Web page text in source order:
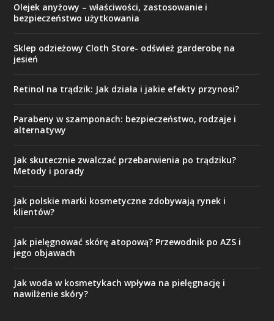
Olejek anyżowy – właściwości, zastosowanie i
bezpieczeństwo użytkowania
Sklep odzieżowy Cloth Store- odśwież garderobę na
jesień
Retinol na trądzik: Jak działa i jakie efekty przynosi?
Parabeny w szamponach: bezpieczeństwo, rodzaje i
alternatywy
Jak skutecznie zwalczać przebarwienia po trądziku?
Metody i porady
Jak polskie marki kosmetyczne zdobywają rynek i
klientów?
Jak pielęgnować skórę atopową? Przewodnik po AZS i
jego objawach
Jak woda w kosmetykach wpływa na pielęgnację i
nawilżenie skóry?